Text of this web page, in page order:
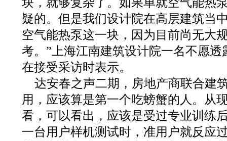
疑的。但是我们设计院在高层建筑当
空气能热泵这一块，因为目前尚无大
考。”上海江南建筑设计院一名不愿
在接受采访时表示。
达安春之声二期，房地产商联合建
用，应该算是第一个吃螃蟹的人。从
看，可以看出，应该是受过专业训练
一台用户样机测试时，准用户就反应